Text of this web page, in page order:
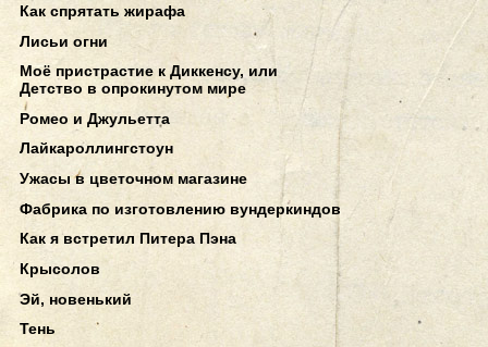
Как спрятать жирафа
Лисьи огни
Моё пристрастие к Диккенсу, или
Детство в опрокинутом мире
Ромео и Джульетта
Лайкароллингстоун
Ужасы в цветочном магазине
Фабрика по изготовлению вундеркиндов
Как я встретил Питера Пэна
Крысолов
Эй, новенький
Тень